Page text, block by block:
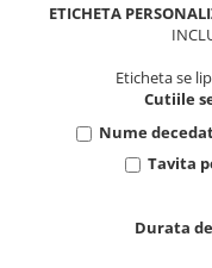
ETICHETA
Eticheta se
Cutiile
Nume
Tavita
Durata